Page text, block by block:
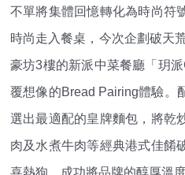
不單將集體回憶轉化為時尚符
時尚走入餐桌，今次企劃破天
豪坊3樓的新派中菜餐廳「玥
覆想像的Bread Pairing體驗。
選出最適配的皇牌麵包，將乾
肉及水煮牛肉等經典港式佳餚
喜熱狗，成功將品牌的醇厚溫